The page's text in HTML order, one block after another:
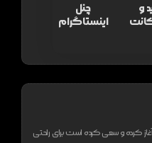
و
چنل
اینستاگرام
سال 1396 کار خود را آغاز کرده و سعی کرده است برای راحتی